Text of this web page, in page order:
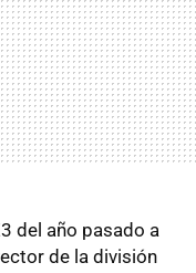
del año pasado a
de la división